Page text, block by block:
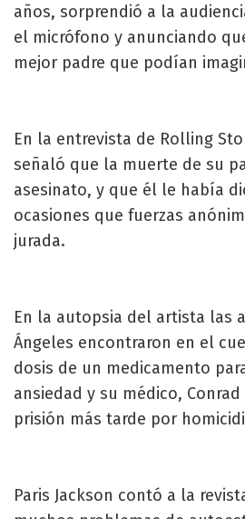
años, sorprendió a la
el micrófono y anunciando
mejor padre que podían
En la entrevista de Rolling
señaló que la muerte de su
asesinato, y que él le había
ocasiones que fuerzas
jurada.
En la autopsia del artista las
Ángeles encontraron en el
dosis de un medicamento
ansiedad y su médico, Conrad
prisión más tarde por
Paris Jackson contó a la